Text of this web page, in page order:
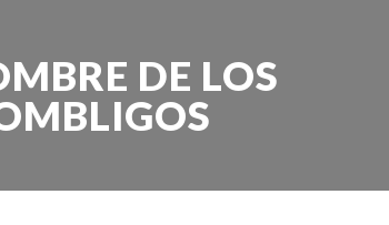
DE LOS